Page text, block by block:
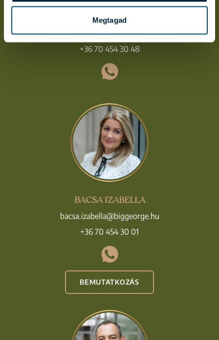
Megtagad
LÁBODI FLÓRA
labodi.flora@biggeorge.hu
+36 70 454 30 48
BACSA IZABELLA
bacsa.izabella@biggeorge.hu
+36 70 454 30 01
BEMUTATKOZÁS